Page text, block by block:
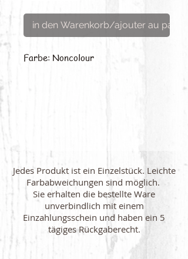
in den Warenkorb/ajouter au panier
Farbe: Noncolour
Jedes Produkt ist ein Einzelstück. Leichte
Farbabweichungen sind möglich.
Sie erhalten die bestellte Ware
unverbindlich mit einem
Einzahlungsschein und haben ein 5
tägiges Rückgaberecht.